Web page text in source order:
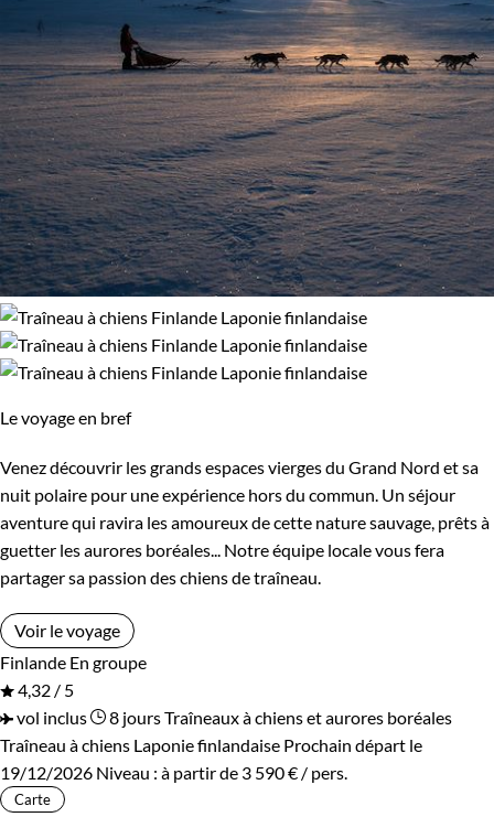
Le voyage en bref
Venez découvrir les grands espaces vierges du Grand Nord et sa
nuit polaire pour une expérience hors du commun. Un séjour
aventure qui ravira les amoureux de cette nature sauvage, prêts à
guetter les aurores boréales... Notre équipe locale vous fera
partager sa passion des chiens de traîneau.
Voir le voyage
Finlande En groupe
4,32 / 5
vol inclus
8 joursTraîneaux à chiens et aurores boréales
Traîneau à chiens Laponie finlandaise Prochain départ le
19/12/2026 Niveau : à partir de 3 590 € / pers.
Carte